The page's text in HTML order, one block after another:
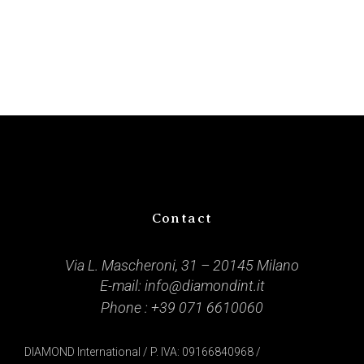
Contact
Via L. Mascheroni, 31 – 20145 Milano
E-mail: info@diamondint.it
Phone : +39 071 6610060
DIAMOND International / P. IVA: 09166840968 /